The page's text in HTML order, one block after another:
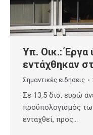
Υπ. Οικ.: Έργα
εντάχθηκαν
Σημαντικές ειδήσεις
Σε 13,5 δισ. ευρώ
προϋπολογισμός
ενταχθεί, προς…